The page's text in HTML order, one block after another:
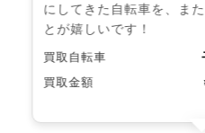
にしてきた自転車を、ま
とが嬉しいです！
買取自転車
買取金額